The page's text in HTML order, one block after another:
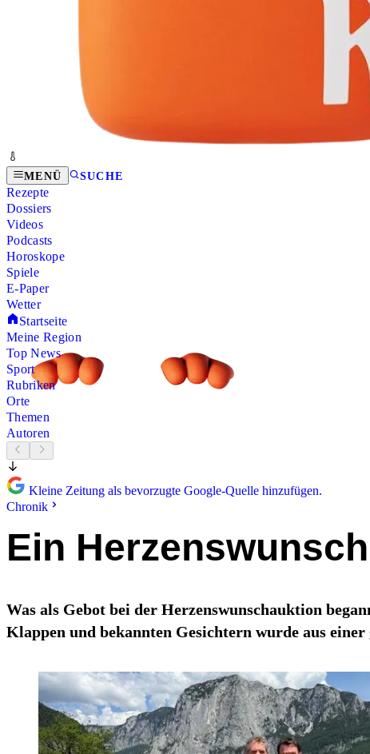
MENÜ SUCHE
Rezepte
Dossiers
Videos
Podcasts
Horoskope
Spiele
E-Paper
Wetter
Startseite
Meine Region
Top News
Sport
Rubriken
Orte
Themen
Autoren
Kleine Zeitung als bevorzugte Google-Quelle hinzufügen.
Chronik
Ein
Was als Gebot bei der Herzenswunschauktion
Klappen und bekannten Gesichtern wurde aus